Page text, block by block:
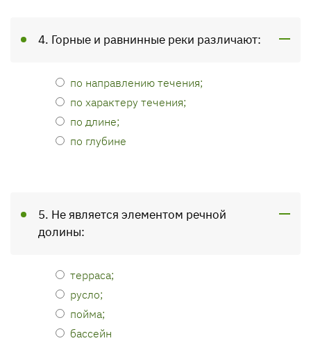
4. Горные и равнинные реки различают:
по направлению течения;
по характеру течения;
по длине;
по глубине
5. Не является элементом речной
долины:
терраса;
русло;
пойма;
бассейн